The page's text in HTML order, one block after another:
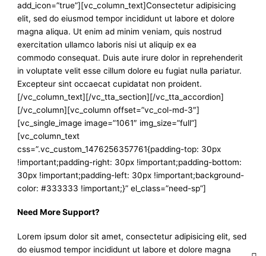
add_icon=”true”][vc_column_text]Consectetur adipisicing
elit, sed do eiusmod tempor incididunt ut labore et dolore
magna aliqua. Ut enim ad minim veniam, quis nostrud
exercitation ullamco laboris nisi ut aliquip ex ea
commodo consequat. Duis aute irure dolor in reprehenderit
in voluptate velit esse cillum dolore eu fugiat nulla pariatur.
Excepteur sint occaecat cupidatat non proident.
[/vc_column_text][/vc_tta_section][/vc_tta_accordion]
[/vc_column][vc_column offset=”vc_col-md-3″]
[vc_single_image image=”1061″ img_size=”full”]
[vc_column_text
css=”.vc_custom_1476256357761{padding-top: 30px
!important;padding-right: 30px !important;padding-bottom:
30px !important;padding-left: 30px !important;background-
color: #333333 !important;}” el_class=”need-sp”]
Need More Support?
Lorem ipsum dolor sit amet, consectetur adipisicing elit, sed
do eiusmod tempor incididunt ut labore et dolore magna